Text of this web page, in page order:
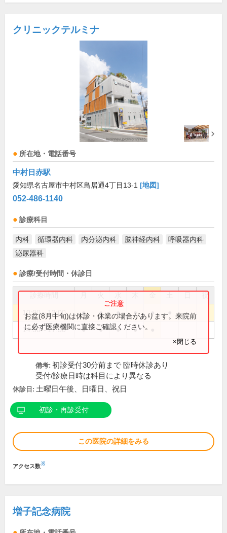
クリニックテルミナ
所在地・電話番号
中村日赤駅
愛知県名古屋市中村区鳥居通4丁目13-1 [地図]
052-486-1140
診療科目
内科 循環器内科 内分泌内科 脳神経内科
呼吸器内科
泌尿器科
診療/受付時間・休診日
祝
10:00～13:00 ● ● ● ● ●
14:30～17:30 ● ● ● ●
お盆(8月中旬)は休診・休業の場合があります。来院前
に必ず医療機関に直接ご確認ください。
×閉じる
備考: 初診受付30分前まで 臨時休診あり
受付/診療日時は科目により異なる
休診日: 土曜日午後、日曜日、祝日
初診・再診受付
この医院の詳細をみる
アクセス数※
増子記念病院